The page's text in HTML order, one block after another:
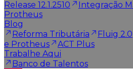
Release 12.1.2510
Integração
Protheus
Blog
Reforma Tributária
Fluig 2.0
e Protheus
ACT Plus
Trabalhe Aqui
Banco de Talentos